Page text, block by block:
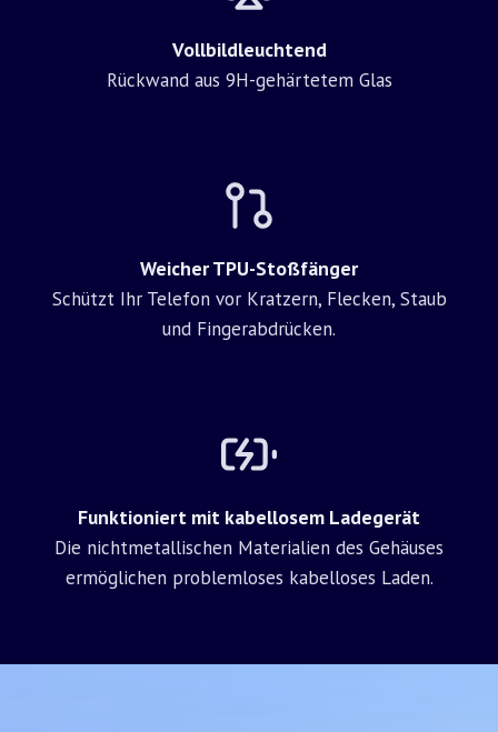
Vollbildleuchtend
Rückwand aus 9H-gehärtetem Glas
Weicher TPU-Stoßfänger
Schützt Ihr Telefon vor Kratzern, Flecken, Staub
und Fingerabdrücken.
Funktioniert mit kabellosem Ladegerät
Die nichtmetallischen Materialien des Gehäuses
ermöglichen problemloses kabelloses Laden.